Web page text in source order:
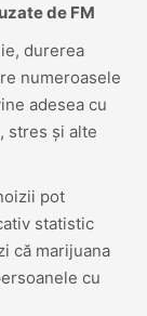
de FM
durerea
numeroasele
adesea cu
stres și alte
pot
statistic
că marijuana
cu